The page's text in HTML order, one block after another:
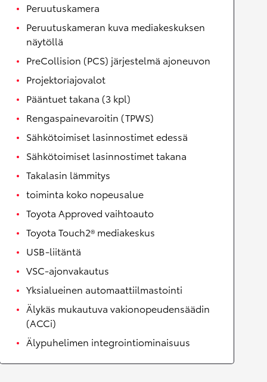
Peruutuskamera
Peruutuskameran kuva mediakeskuksen
näytöllä
PreCollision (PCS) järjestelmä ajoneuvon
Projektoriajovalot
Pääntuet takana (3 kpl)
Rengaspainevaroitin (TPWS)
Sähkötoimiset lasinnostimet edessä
Sähkötoimiset lasinnostimet takana
Takalasin lämmitys
toiminta koko nopeusalue
Toyota Approved vaihtoauto
Toyota Touch2® mediakeskus
USB-liitäntä
VSC-ajonvakautus
Yksialueinen automaattiilmastointi
Älykäs mukautuva vakionopeudensäädin
(ACCi)
Älypuhelimen integrointiominaisuus